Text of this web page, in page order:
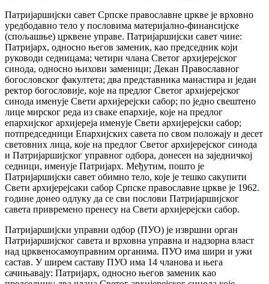
Патријаршијски савет Српске православне цркве је врховно
уредбодавно тело у пословима материјално-финансијске
(спољашње) црквене управе. Патријаршијски савет чине:
Патријарх, односно његов заменик, као председник који
руководи седницама; четири члана Светог архијерејског
синода, односно њихови заменици; Декан Православног
богословског факултета; два представника манастира и један
ректор богословије, које на предлог Светог архијерејског
синода именује Свети архијерејски сабор; по једно свештено
лице мирског реда из сваке епархије, које на предлог
епархијског архијереја именује Свети архијерејски сабор;
потпредседници Епархијских савета по свом положају и десет
световних лица, које на предлог Светог архијерејског синода
и Патријаршијског управног одбора, донесен на заједничкој
седници, именује Патријарх. Међутим, пошто је
Патријаршијски савет обимно тело, које је тешко сакупити
Свети архијерејсаки сабор Српске православне цркве је 1962.
године донео одлуку да се сви послови Патријаршијског
савета привремено пренесу на Свети архијерејски сабор.
Патријаршијски управни одбор (ПУО) је извршни орган
Патријаршијског савета и врховна управна и надзорна власт
над црквеносамоуправним органима. ПУО има шири и ужи
састав. У ширем саставу ПУО има 14 чланова и њега
сачињавају: Патријарх, односно његов заменик као